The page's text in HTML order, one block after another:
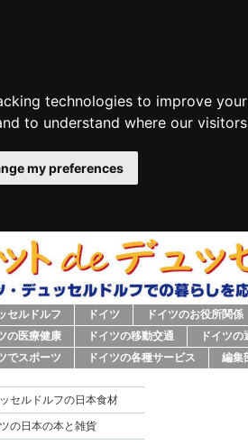
technologies to improve
to understand where our
my preferences
セルドルフ ドイツ ドイツのお役所関係
の医療健康
ドイツの移動交通 ドイツ
でスポーツ
ドイツの各種サービス 編集
セルドルフの日本食材
の日本の本と雑貨